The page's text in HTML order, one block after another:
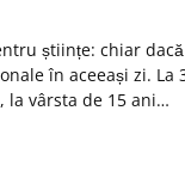
științe: chiar
în aceeași zi. La
la vârsta de 15 ani…